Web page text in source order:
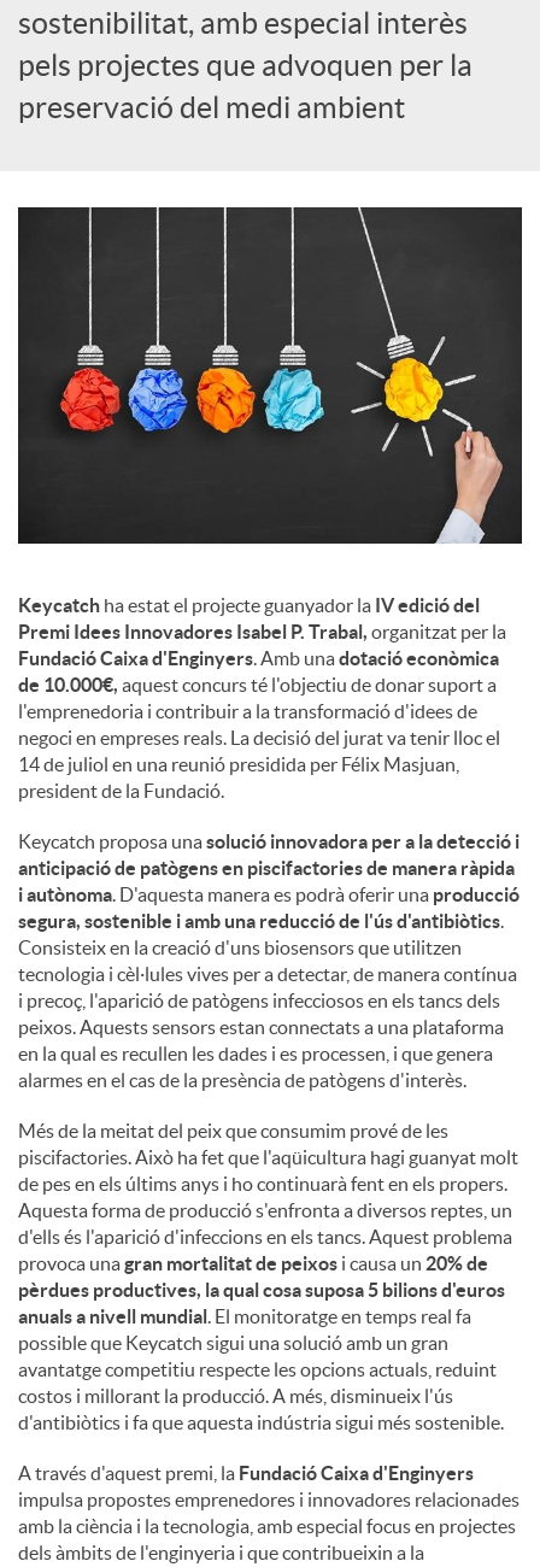
i
a
sostenibilitat, amb especial interès
pels projectes que advoquen per la
preservació del medi ambient
Keycatch ha estat el projecte guanyador la IV edició del
Premi Idees Innovadores Isabel P. Trabal, organitzat per la
Fundació Caixa d'Enginyers. Amb unadotació econòmica
de 10.000€, aquest concurs té l'objectiu de donar suport a
l'emprenedoria i contribuir a la transformació d'idees de
negoci en empreses reals. La decisió del jurat va tenir lloc el
14 de juliol en una reunió presidida per Félix Masjuan,
president de la Fundació.
Keycatch proposa unasolució innovadora per a la detecció i
anticipació de patògens en piscifactories de manera ràpida
i autònoma. D'aquesta manera es podrà oferir una producció
segura, sostenible i amb una reducció de l'ús d'antibiòtics.
Consisteix en la creació d'uns biosensors que utilitzen
tecnologia i cèl·lules vives per a detectar, de manera contínua
i precoç, l'aparició de patògens infecciosos en els tancs dels
peixos. Aquests sensors estan connectats a una plataforma
en la qual es recullen les dades i es processen, i que genera
alarmes en el cas de la presència de patògens d'interès.
Més de la meitat del peix que consumim prové de les
piscifactories. Això ha fet que l'aqüicultura hagi guanyat molt
de pes en els últims anys i ho continuarà fent en els propers.
Aquesta forma de producció s'enfronta a diversos reptes, un
d'ells és l'aparició d'infeccions en els tancs. Aquest problema
provoca unagran mortalitat de peixos i causa un 20% de
pèrdues productives, la qual cosa suposa 5 bilions d'euros
anuals a nivell mundial. El monitoratge en temps real fa
possible que Keycatch sigui una solució amb un gran
avantatge competitiu respecte les opcions actuals, reduint
costos i millorant la producció. A més, disminueix l'ús
d'antibiòtics i fa que aquesta indústria sigui més sostenible.
A través d'aquest premi, la Fundació Caixa d'Enginyers
impulsa propostes emprenedores i innovadores relacionades
amb la ciència i la tecnologia, amb especial focus en projectes
dels àmbits de l'enginyeria i que contribueixin a la